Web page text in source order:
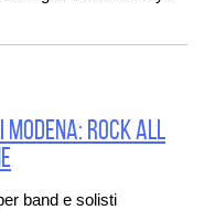
MODENA: ROCK ALL
band e solisti